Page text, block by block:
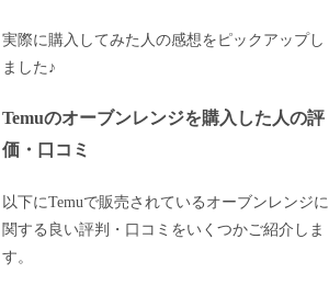
実際に購入してみた人の感想をピックアップし
ました♪
Temuのオーブンレンジを購入した人の評
価・口コミ
以下にTemuで販売されているオーブンレンジに
関する良い評判・口コミをいくつかご紹介しま
す。